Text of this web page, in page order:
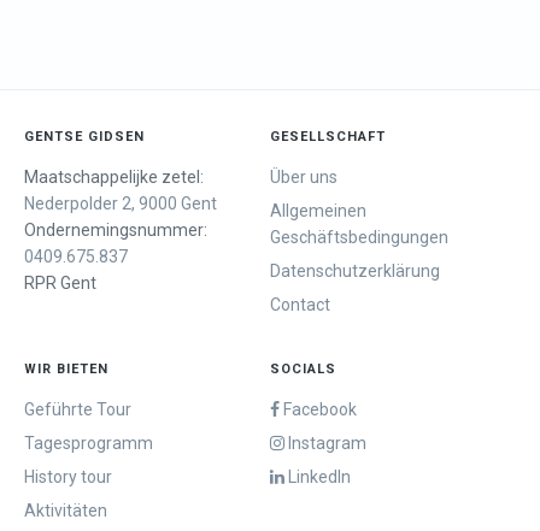
GENTSE GIDSEN
Maatschappelijke zetel:
Nederpolder 2, 9000 Gent
Ondernemingsnummer:
0409.675.837
RPR Gent
GESELLSCHAFT
Über uns
Allgemeinen
Geschäftsbedingungen
Datenschutzerklärung
Contact
WIR BIETEN
Geführte Tour
Tagesprogramm
History tour
Aktivitäten
SOCIALS
Facebook
Instagram
LinkedIn